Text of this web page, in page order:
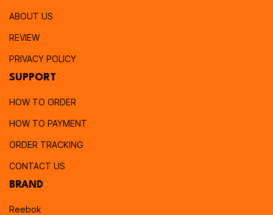
ABOUT US
REVIEW
PRIVACY POLICY
SUPPORT
HOW TO ORDER
HOW TO PAYMENT
ORDER TRACKING
CONTACT US
BRAND
Reebok